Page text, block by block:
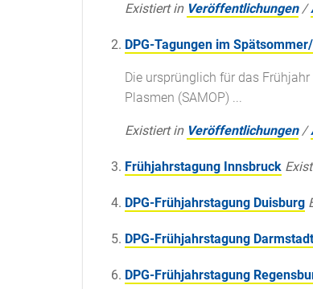
Existiert in Veröffentlichungen /
DPG-Tagungen im
Die ursprünglich für das
Plasmen (SAMOP) ...
Existiert in Veröffentlichungen /
Frühjahrstagung Innsbruck
DPG-Frühjahrstagung Duisburg
DPG-Frühjahrstagung Darmstadt
DPG-Frühjahrstagung